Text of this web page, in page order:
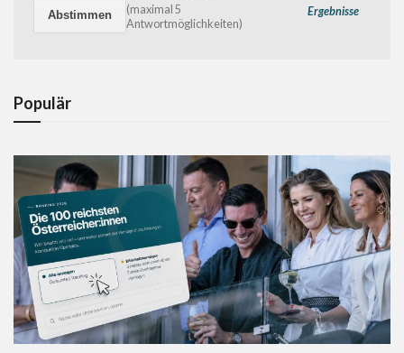
Ergebnisse
(maximal 5
Antwortmöglichkeiten)
Populär